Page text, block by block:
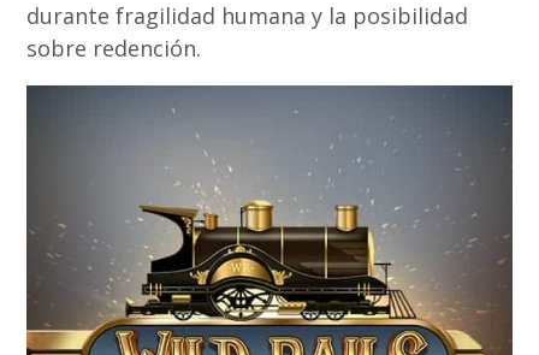
durante fragilidad humana y la posibilidad
sobre redención.